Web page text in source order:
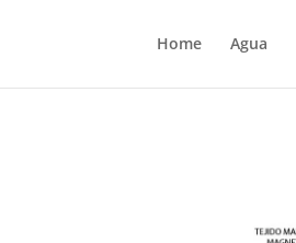
Home Agua